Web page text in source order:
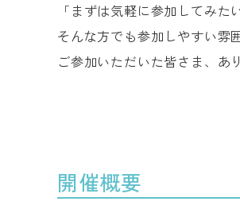
「まずは気軽に参加してみたい
そんな方でも参加しやすい雰
ご参加いただいた皆さま、あ
開催概要